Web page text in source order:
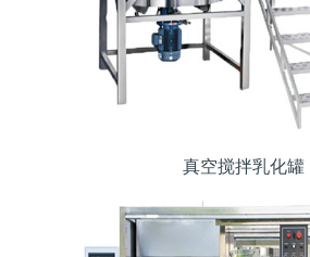
真空搅拌乳化罐